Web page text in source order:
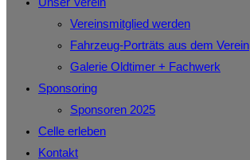
Vereinsmitglied werden
Fahrzeug-Porträts aus dem Verein
Galerie Oldtimer + Fachwerk
Sponsoring
Sponsoren 2025
Celle erleben
Kontakt